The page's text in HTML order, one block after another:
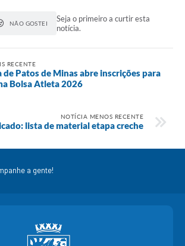
NÃO GOSTEI
Seja o primeiro a curtir esta
notícia.
RECENTE
Patos de Minas abre inscrições para
Bolsa Atleta 2026
NOTÍCIA MENOS RECENTE
lista de material etapa creche
a gente!